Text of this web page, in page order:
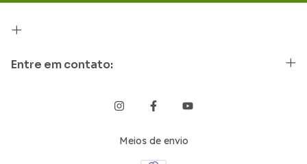
Entre em contato:
Meios de envio